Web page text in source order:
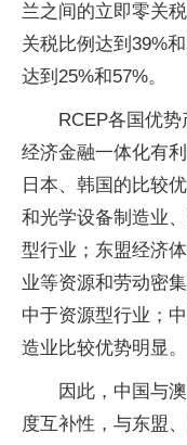
兰之间的立即零关
关税比例达到39%
达到25%和57%。
RCEP各国优
经济金融一体化有
日本、韩国的比较
和光学设备制造业
型行业；东盟经济
业等资源和劳动密
中于资源型行业；
造业比较优势明显。
因此，中国与
度互补性，与东盟